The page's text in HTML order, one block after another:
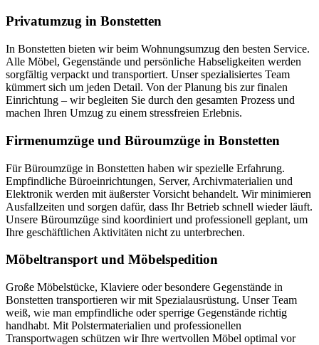
Privatumzug in Bonstetten
In Bonstetten bieten wir beim Wohnungsumzug den besten Service.
Alle Möbel, Gegenstände und persönliche Habseligkeiten werden
sorgfältig verpackt und transportiert. Unser spezialisiertes Team
kümmert sich um jeden Detail. Von der Planung bis zur finalen
Einrichtung – wir begleiten Sie durch den gesamten Prozess und
machen Ihren Umzug zu einem stressfreien Erlebnis.
Firmenumzüge und Büroumzüge in Bonstetten
Für Büroumzüge in Bonstetten haben wir spezielle Erfahrung.
Empfindliche Büroeinrichtungen, Server, Archivmaterialien und
Elektronik werden mit äußerster Vorsicht behandelt. Wir minimieren
Ausfallzeiten und sorgen dafür, dass Ihr Betrieb schnell wieder läuft.
Unsere Büroumzüge sind koordiniert und professionell geplant, um
Ihre geschäftlichen Aktivitäten nicht zu unterbrechen.
Möbeltransport und Möbelspedition
Große Möbelstücke, Klaviere oder besondere Gegenstände in
Bonstetten transportieren wir mit Spezialausrüstung. Unser Team
weiß, wie man empfindliche oder sperrige Gegenstände richtig
handhabt. Mit Polstermaterialien und professionellen
Transportwagen schützen wir Ihre wertvollen Möbel optimal vor